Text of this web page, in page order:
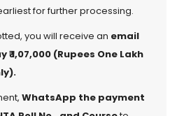
for further processing.
you will receive an email
₹ 1,07,000 (Rupees One Lakh
WhatsApp the payment